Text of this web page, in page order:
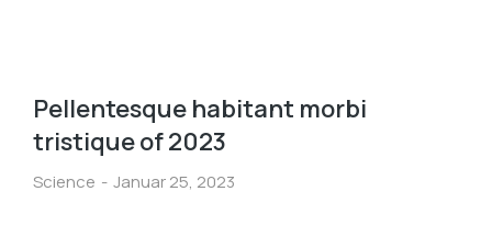
Pellentesque habitant morbi
tristique of 2023
Science Januar 25, 2023